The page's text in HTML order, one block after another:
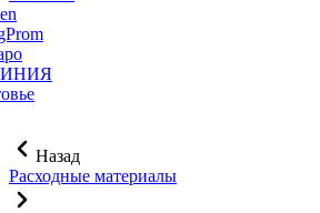
Назад
Расходные материалы